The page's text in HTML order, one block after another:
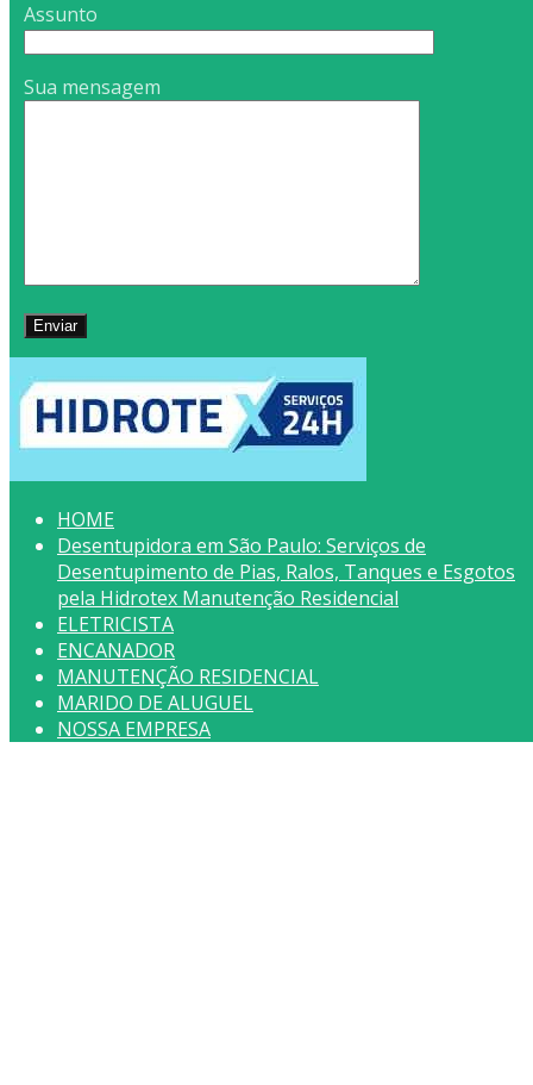
Assunto
Sua mensagem
HOME
Desentupidora em São Paulo: Serviços de
Desentupimento de Pias, Ralos, Tanques e Esgotos
pela Hidrotex Manutenção Residencial
ELETRICISTA
ENCANADOR
MANUTENÇÃO RESIDENCIAL
MARIDO DE ALUGUEL
NOSSA EMPRESA